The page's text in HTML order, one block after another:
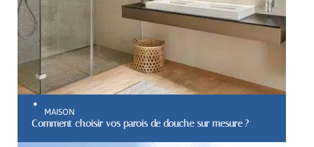
MAISON
Comment choisir vos parois de douche sur mesure ?